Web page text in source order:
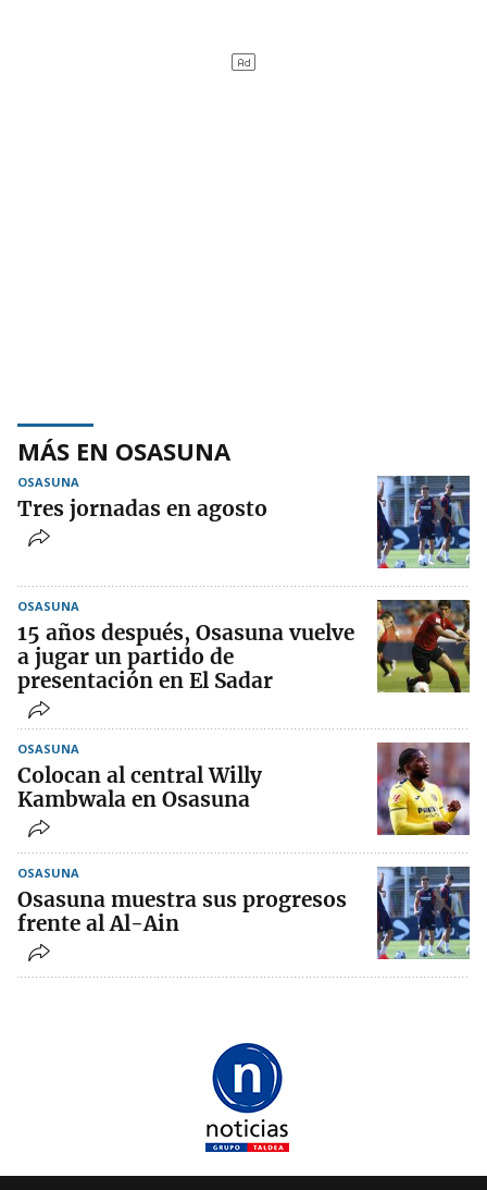
MÁS EN OSASUNA
OSASUNA
Tres jornadas en agosto
OSASUNA
15 años después, Osasuna vuelve
a jugar un partido de
presentación en El Sadar
OSASUNA
Colocan al central Willy
Kambwala en Osasuna
OSASUNA
Osasuna muestra sus progresos
frente al Al-Ain